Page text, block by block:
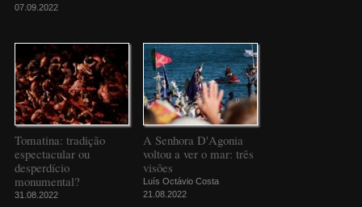
07.09.2022
Tomatina: tradição
espectacular ou
desperdício
monumental?
31.08.2022
A Senhora D'Agonia
voltou a ver o mar: três
visões
Luís Octávio Costa
21.08.2022